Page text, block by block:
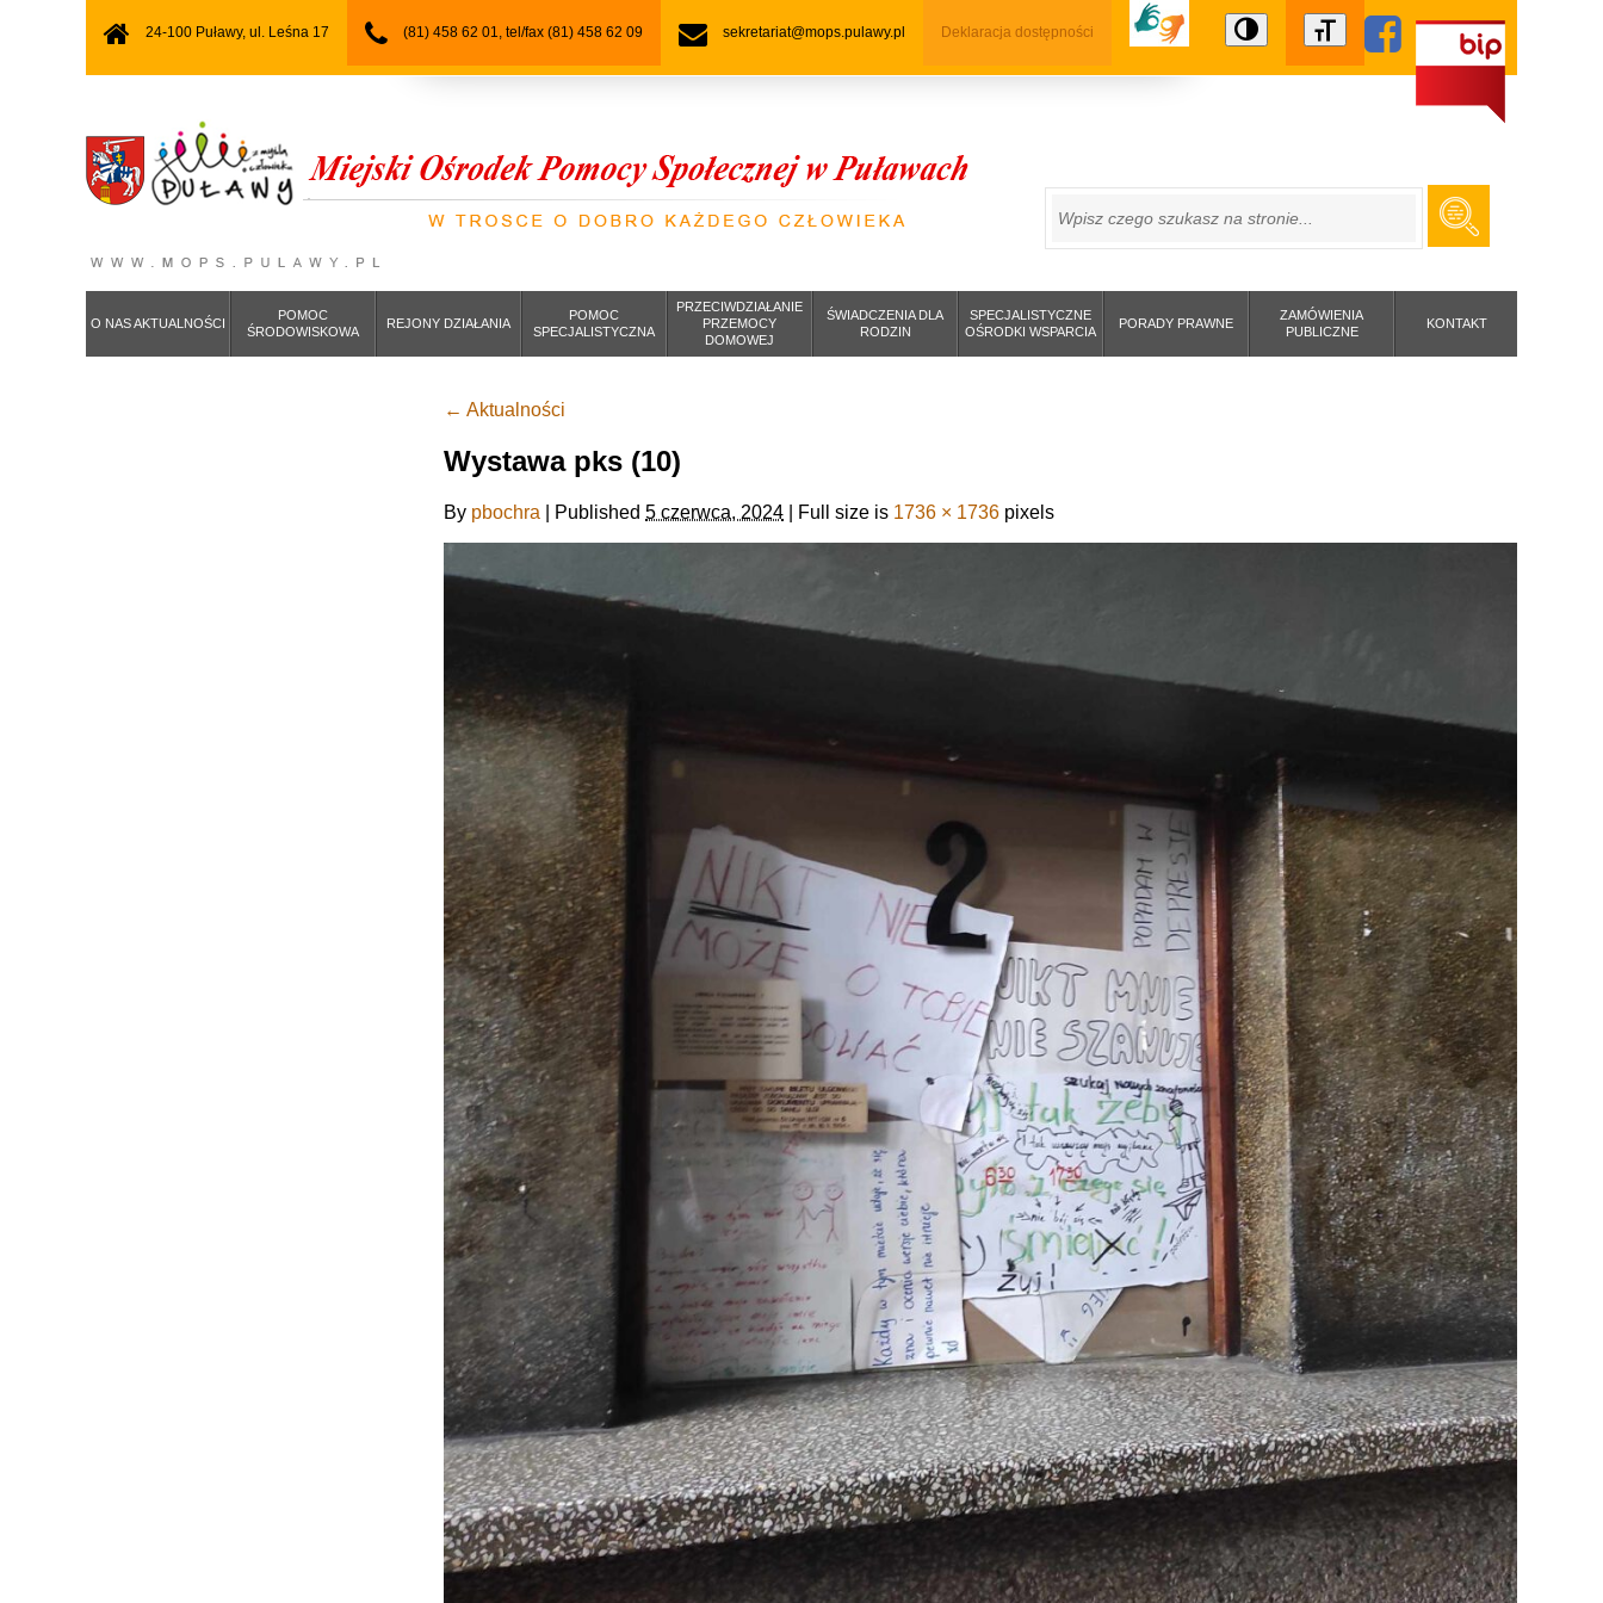
24-100 Puławy, ul. Leśna 17 (81) 458 62 01, tel/fax (81) 458 62 09 sekretariat@mops.pulawy.pl Deklaracja dostępności
SZUKAJ
O NAS AKTUALNOŚCI
POMOC
ŚRODOWISKOWA
REJONY DZIAŁANIA
POMOC
SPECJALISTYCZNA
PRZECIWDZIAŁANIE
PRZEMOCY
DOMOWEJ
ŚWIADCZENIA DLA
RODZIN
SPECJALISTYCZNE
OŚRODKI WSPARCIA
PORADY PRAWNE
ZAMÓWIENIA
PUBLICZNE
KONTAKT
← Aktualności
Wystawa pks (10)
By pbochra Published 5 czerwca, 2024 Full size is 1736 × 1736 pixels